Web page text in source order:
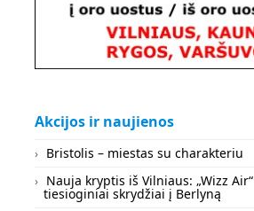
Akcijos ir naujienos
Bristolis – miestas su charakteriu
Nauja kryptis iš Vilniaus: „Wizz Air“
tiesioginiai skrydžiai į Berlyną